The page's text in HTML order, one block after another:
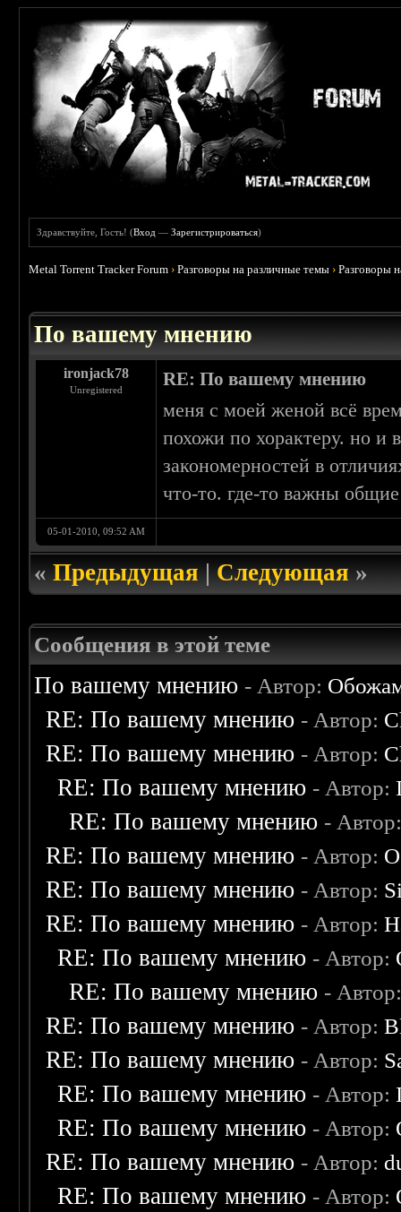
Здравствуйте, Гость! (Вход —Зарегистрироваться)
Metal Torrent Tracker Forum ›Разговоры на различные темы ›Разговоры
По вашему мнению
ironjack78
Unregistered
RE: По вашему мнению
меня с моей женой всё
похожи по хорактеру. но и
закономерностей в
что-то. где-то важны
05-01-2010, 09:52 AM
«Предыдущая|Следующая»
Сообщения в этой теме
По вашему мнению - Автор:
RE: По вашему мнению - Автор:
RE: По вашему мнению - Автор:
RE: По вашему мнению - Автор:
RE: По вашему мнению -
RE: По вашему мнению - Автор:
RE: По вашему мнению - Автор:
RE: По вашему мнению - Автор:
RE: По вашему мнению - Автор:
RE: По вашему мнению -
RE: По вашему мнению - Автор:
RE: По вашему мнению - Автор:
RE: По вашему мнению - Автор:
RE: По вашему мнению - Автор:
RE: По вашему мнению - Автор:
RE: По вашему мнению - Автор: